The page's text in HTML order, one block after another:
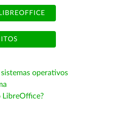
operativos
LibreOffice?